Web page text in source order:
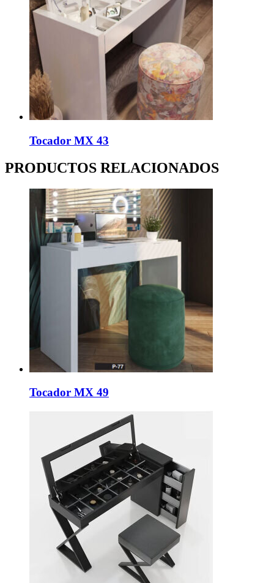
Tocador MX 43
PRODUCTOS RELACIONADOS
Tocador MX 49